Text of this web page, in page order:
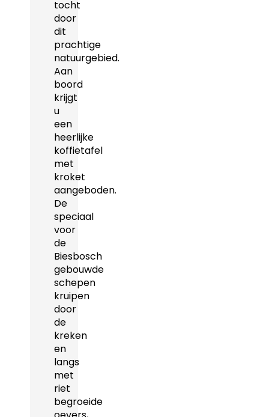
tocht
door
dit
prachtige
natuurgebied.
Aan
boord
krijgt
u
een
heerlijke
koffietafel
met
kroket
aangeboden.
De
speciaal
voor
de
Biesbosch
gebouwde
schepen
kruipen
door
de
kreken
en
langs
met
riet
begroeide